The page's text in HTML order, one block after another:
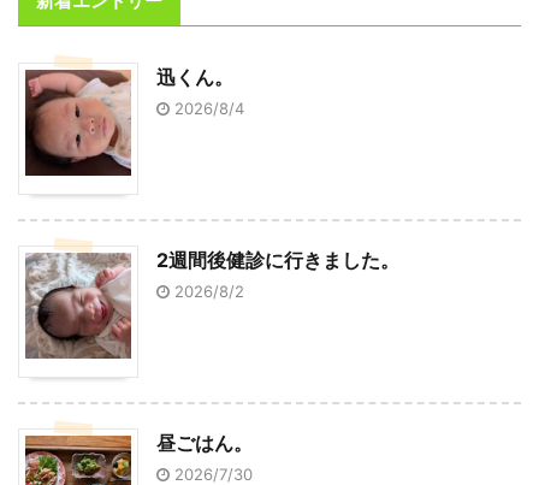
迅くん。
2026/8/4
2週間後健診に行きました。
2026/8/2
昼ごはん。
2026/7/30